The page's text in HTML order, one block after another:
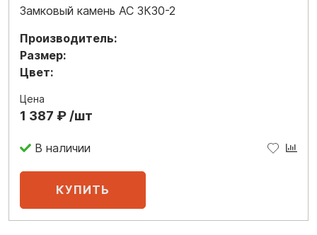
Замковый камень АС ЗК30-2
Производитель:
Размер:
Цвет:
Цена
1 387 ₽ /шт
В наличии